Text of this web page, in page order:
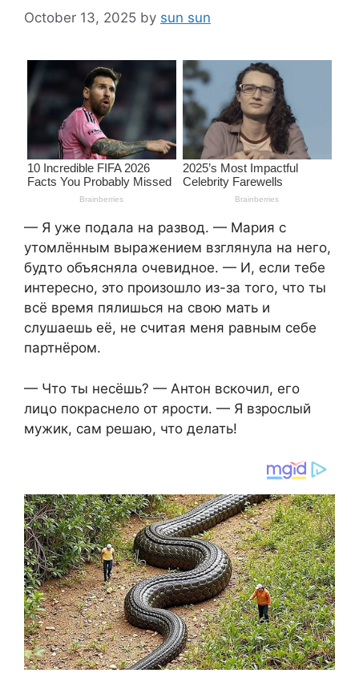
October 13, 2025 by sun sun
— Я уже подала на развод. — Мария с
утомлённым выражением взглянула на него,
будто объясняла очевидное. — И, если тебе
интересно, это произошло из-за того, что ты
всё время пялишься на свою мать и
слушаешь её, не считая меня равным себе
партнёром.
— Что ты несёшь? — Антон вскочил, его
лицо покраснело от ярости. — Я взрослый
мужик, сам решаю, что делать!